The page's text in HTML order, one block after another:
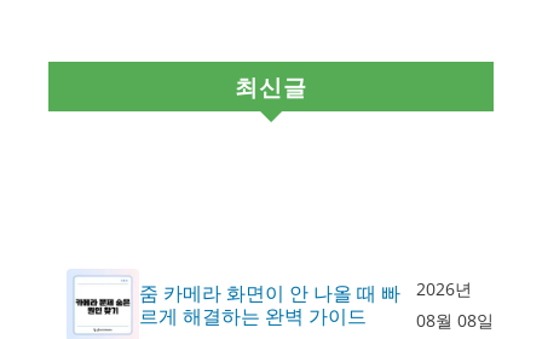
최신글
줌 카메라 화면이 안 나올 때 빠
르게 해결하는 완벽 가이드
2026년
08월 08일